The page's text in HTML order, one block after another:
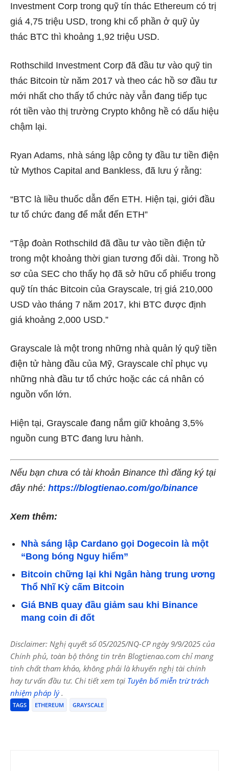
Investment Corp trong quỹ tín thác Ethereum có trị
giá 4,75 triệu USD, trong khi cổ phần ở quỹ ủy
thác BTC thì khoảng 1,92 triệu USD.
Rothschild Investment Corp đã đầu tư vào quỹ tin
thác Bitcoin từ năm 2017 và theo các hồ sơ đầu tư
mới nhất cho thấy tổ chức này vẫn đang tiếp tục
rót tiền vào thị trường Crypto không hề có dấu hiệu
chậm lại.
Ryan Adams, nhà sáng lập công ty đầu tư tiền điện
tử Mythos Capital and Bankless, đã lưu ý rằng:
“BTC là liều thuốc dẫn đến ETH. Hiện tại, giới đầu
tư tổ chức đang để mắt đến ETH”
“Tập đoàn Rothschild đã đầu tư vào tiền điện tử
trong một khoảng thời gian tương đối dài. Trong hồ
sơ của SEC cho thấy họ đã sở hữu cổ phiếu trong
quỹ tín thác Bitcoin của Grayscale, trị giá 210,000
USD vào tháng 7 năm 2017, khi BTC được định
giá khoảng 2,000 USD.”
Grayscale là một trong những nhà quản lý quỹ tiền
điện tử hàng đầu của Mỹ, Grayscale chỉ phục vụ
những nhà đầu tư tổ chức hoặc các cá nhân có
nguồn vốn lớn.
Hiện tại, Grayscale đang nắm giữ khoảng 3,5%
nguồn cung BTC đang lưu hành.
Nếu bạn chưa có tài khoản Binance thì đăng ký tại
đây nhé: https://blogtienao.com/go/binance
Xem thêm:
Nhà sáng lập Cardano gọi Dogecoin là một
“Bong bóng Nguy hiểm”
Bitcoin chững lại khi Ngân hàng trung ương
Thổ Nhĩ Kỳ cấm Bitcoin
Giá BNB quay đầu giảm sau khi Binance
mang coin đi đốt
Disclaimer: Nghị quyết số 05/2025/NQ-CP ngày 9/9/2025 của
Chính phủ, toàn bộ thông tin trên Blogtienao.com chỉ mang
tính chất tham khảo, không phải là khuyến nghị tài chính
hay tư vấn đầu tư. Chi tiết xem tại Tuyên bố miễn trừ trách
nhiệm pháp lý.
TAGS ETHEREUM GRAYSCALE